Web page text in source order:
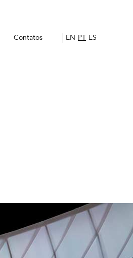
Contatos EN PT ES